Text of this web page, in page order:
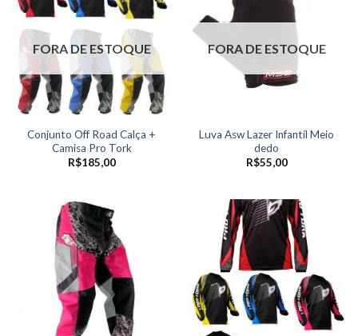
FORA DE ESTOQUE
Conjunto Off Road Calça +
Camisa Pro Tork
R$185,00
FORA DE ESTOQUE
Luva Asw Lazer Infantil Meio
dedo
R$55,00